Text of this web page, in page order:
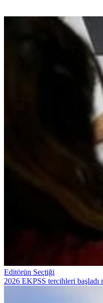
Editörün Seçtiği
2026 EKPSS tercihleri başladı